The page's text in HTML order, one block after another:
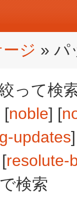
ジ » パ
って検
[noble] [
updates
resolute-
で検索